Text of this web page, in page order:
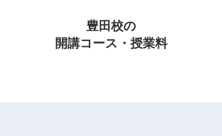
豊田校の
開講コース・授業料